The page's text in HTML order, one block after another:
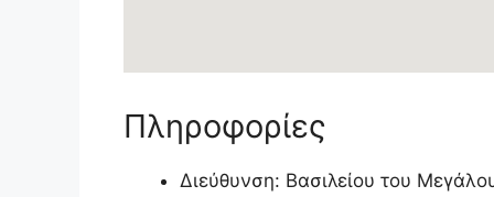
Πληροφορίες
Διεύθυνση: Βασιλείου του